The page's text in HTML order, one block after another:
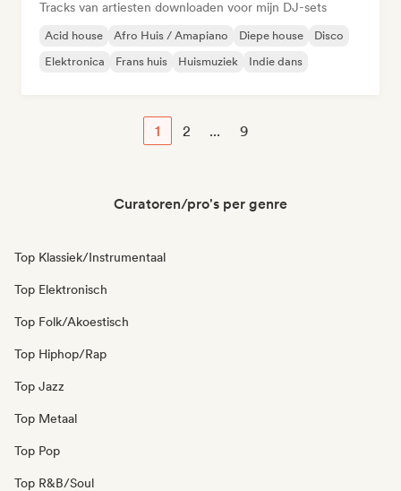
Tracks van artiesten downloaden voor mijn DJ-sets
Acid house Afro Huis / Amapiano Diepe house
Disco
Elektronica
Frans huis Huismuziek Indie dans
1 2 ... 9
Curatoren/pro's per genre
Top Klassiek/Instrumentaal
Top Elektronisch
Top Folk/Akoestisch
Top Hiphop/Rap
Top Jazz
Top Metaal
Top Pop
Top R&B/Soul